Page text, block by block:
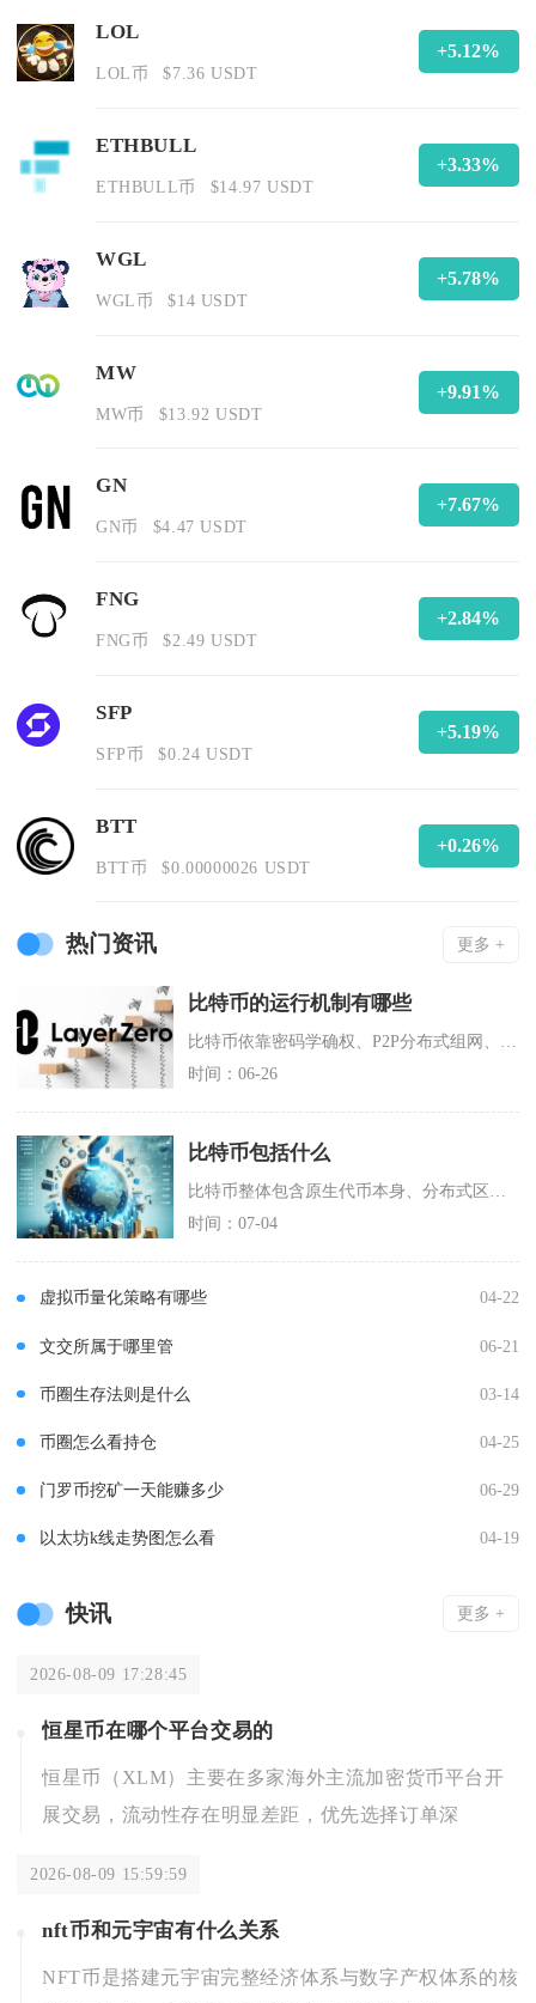
LOL
LOL币 $7.36 USDT
+5.12%
ETHBULL
ETHBULL币 $14.97 USDT
+3.33%
WGL
WGL币 $14 USDT
+5.78%
MW
MW币 $13.92 USDT
+9.91%
GN
GN币 $4.47 USDT
+7.67%
FNG
FNG币 $2.49 USDT
+2.84%
SFP
SFP币 $0.24 USDT
+5.19%
BTT
BTT币 $0.00000026 USDT
+0.26%
热门资讯 更多 +
比特币的运行机制有哪些
时间：06-26
比特币包括什么
时间：07-04
虚拟币量化策略有哪些 04-22
文交所属于哪里管 06-21
币圈生存法则是什么 03-14
币圈怎么看持仓 04-25
门罗币挖矿一天能赚多少 06-29
以太坊k线走势图怎么看 04-19
快讯 更多 +
2026-08-09 17:28:45
恒星币在哪个平台交易的
恒星币（XLM）主要在多家海外主流加密货币平台开
展交易，流动性存在明显差距，优先选择订单深
2026-08-09 15:59:59
nft币和元宇宙有什么关系
NFT币是搭建元宇宙完整经济体系与数字产权体系的核